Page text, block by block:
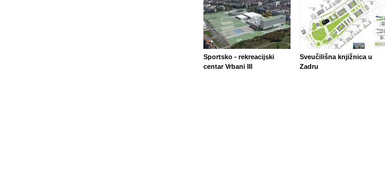
Sportsko - rekreacijski
centar Vrbani III
Sveučilišna knjižnica u
Zadru